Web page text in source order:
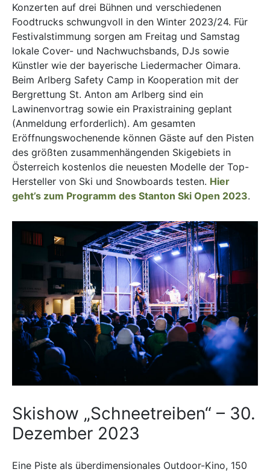
Konzerten auf drei Bühnen und verschiedenen
Foodtrucks schwungvoll in den Winter 2023/24. Für
Festivalstimmung sorgen am Freitag und Samstag
lokale Cover- und Nachwuchsbands, DJs sowie
Künstler wie der bayerische Liedermacher Oimara.
Beim Arlberg Safety Camp in Kooperation mit der
Bergrettung St. Anton am Arlberg sind ein
Lawinenvortrag sowie ein Praxistraining geplant
(Anmeldung erforderlich). Am gesamten
Eröffnungswochenende können Gäste auf den Pisten
des größten zusammenhängenden Skigebiets in
Österreich kostenlos die neuesten Modelle der Top-
Hersteller von Ski und Snowboards testen. Hier
geht’s zum Programm des Stanton Ski Open 2023.
Skishow „Schneetreiben“ – 30.
Dezember 2023
Eine Piste als überdimensionales Outdoor-Kino, 150